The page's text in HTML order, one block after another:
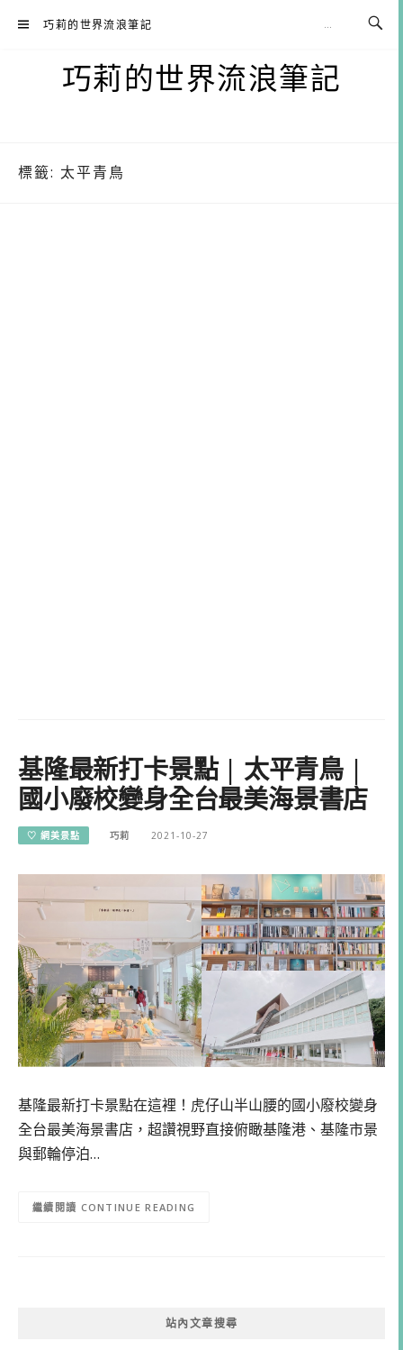
巧莉的世界流浪筆記
巧莉的世界流浪筆記
標籤: 太平青鳥
基隆最新打卡景點 | 太平青鳥 |
國小廢校變身全台最美海景書店
♡ 網美景點 巧莉 2021-10-27
基隆最新打卡景點在這裡！虎仔山半山腰的國小廢校變身
全台最美海景書店，超讚視野直接俯瞰基隆港、基隆市景
與郵輪停泊…
CONTINUE READING
站內文章搜尋